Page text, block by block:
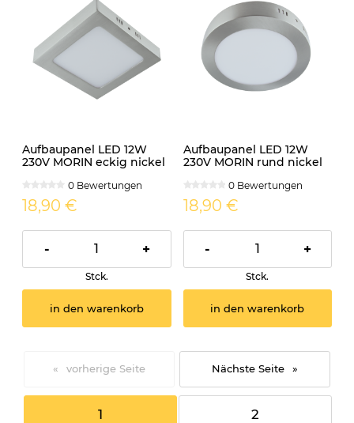
Aufbaupanel LED 12W
230V MORIN eckig nickel
0 Bewertungen
18,90 €
- +
Stck.
in den warenkorb
Aufbaupanel LED 12W
230V MORIN rund nickel
0 Bewertungen
18,90 €
- +
Stck.
in den warenkorb
«
1 2
»